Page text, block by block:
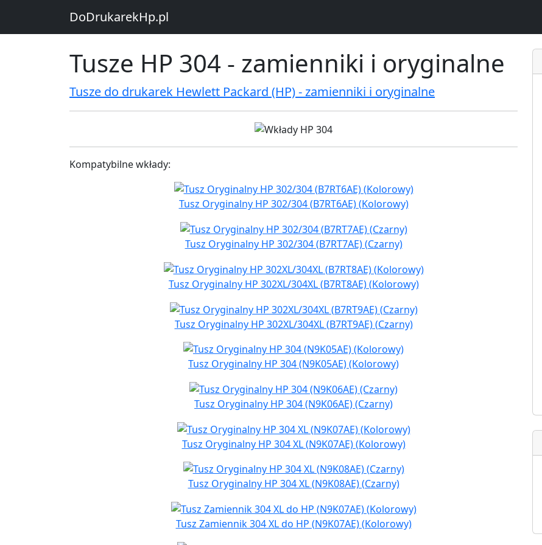
DoDrukarekHp.pl
Tusze HP 304 - zamienniki i oryginalne
Tusze do drukarek Hewlett Packard (HP) - zamienniki i oryginalne
Kompatybilne wkłady:
Tusz Oryginalny HP 302/304 (B7RT6AE) (Kolorowy)
Tusz Oryginalny HP 302/304 (B7RT7AE) (Czarny)
Tusz Oryginalny HP 302XL/304XL (B7RT8AE) (Kolorowy)
Tusz Oryginalny HP 302XL/304XL (B7RT9AE) (Czarny)
Tusz Oryginalny HP 304 (N9K05AE) (Kolorowy)
Tusz Oryginalny HP 304 (N9K06AE) (Czarny)
Tusz Oryginalny HP 304 XL (N9K07AE) (Kolorowy)
Tusz Oryginalny HP 304 XL (N9K08AE) (Czarny)
Tusz Zamiennik 304 XL do HP (N9K07AE) (Kolorowy)